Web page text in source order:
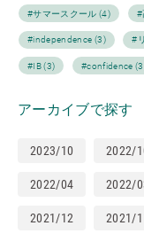
#サマースクール (4) #
#independence (3) #
#IB (3) #confidence
アーカイブで探す
2023/10 2022/
2022/04 2022/
2021/12 2021/